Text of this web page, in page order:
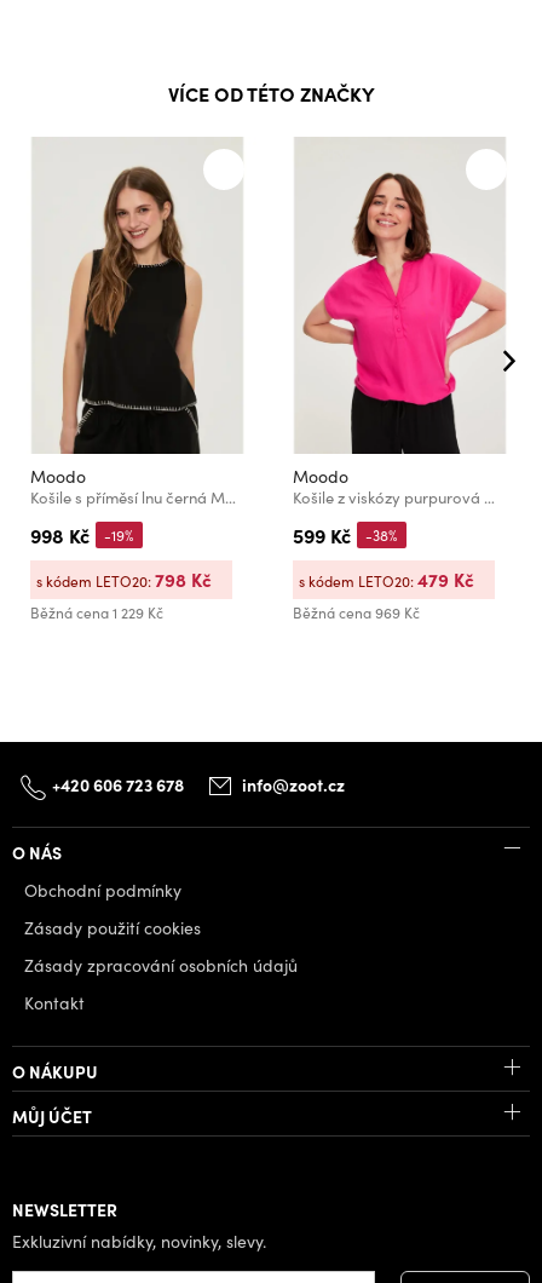
VÍCE OD TÉTO ZNAČKY
Moodo
Košile s příměsí lnu černá Moodo
998 Kč
Běžná cena1 229 Kč
-19%
s kódem LETO20:798 Kč
Moodo
Košile z viskózy purpurová Moodo
599 Kč
Běžná cena969 Kč
-38%
s kódem LETO20:479 Kč
+420 606 723 678 info@zoot.cz
O NÁS
Obchodní podmínky
Zásady použití cookies
Zásady zpracování osobních údajů
Kontakt
O NÁKUPU
MŮJ ÚČET
NEWSLETTER
Exkluzivní nabídky, novinky, slevy.